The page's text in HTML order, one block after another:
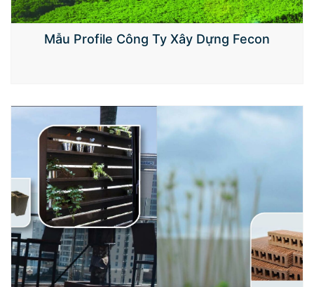
Mẫu Profile Công Ty Xây Dựng Fecon